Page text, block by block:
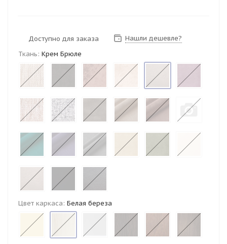
Доступно для заказа
Нашли дешевле?
Ткань: Крем Брюле
Цвет каркаса: Белая береза